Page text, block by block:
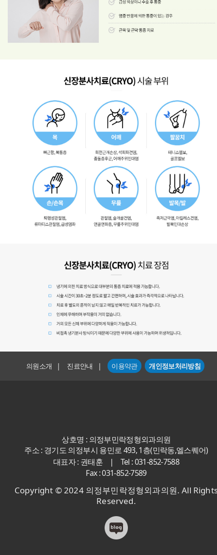
의원소개 | 진료안내 | 이용약관 개인정보처리방침
상호명 : 의정부민락정형외과의원
주소 : 경기도 의정부시 용민로 493, 1층(민락동,엘스퀘어)
대표자 : 권태훈
|
Tel : 031-852-7588
Fax : 031-852-7589
Copyright © 2024 의정부민락정형외과의원. All
Reserved.